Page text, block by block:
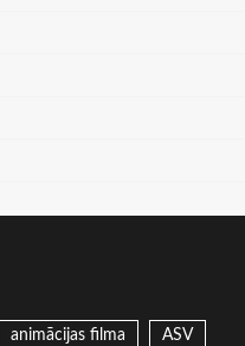
animācijas filma ASV